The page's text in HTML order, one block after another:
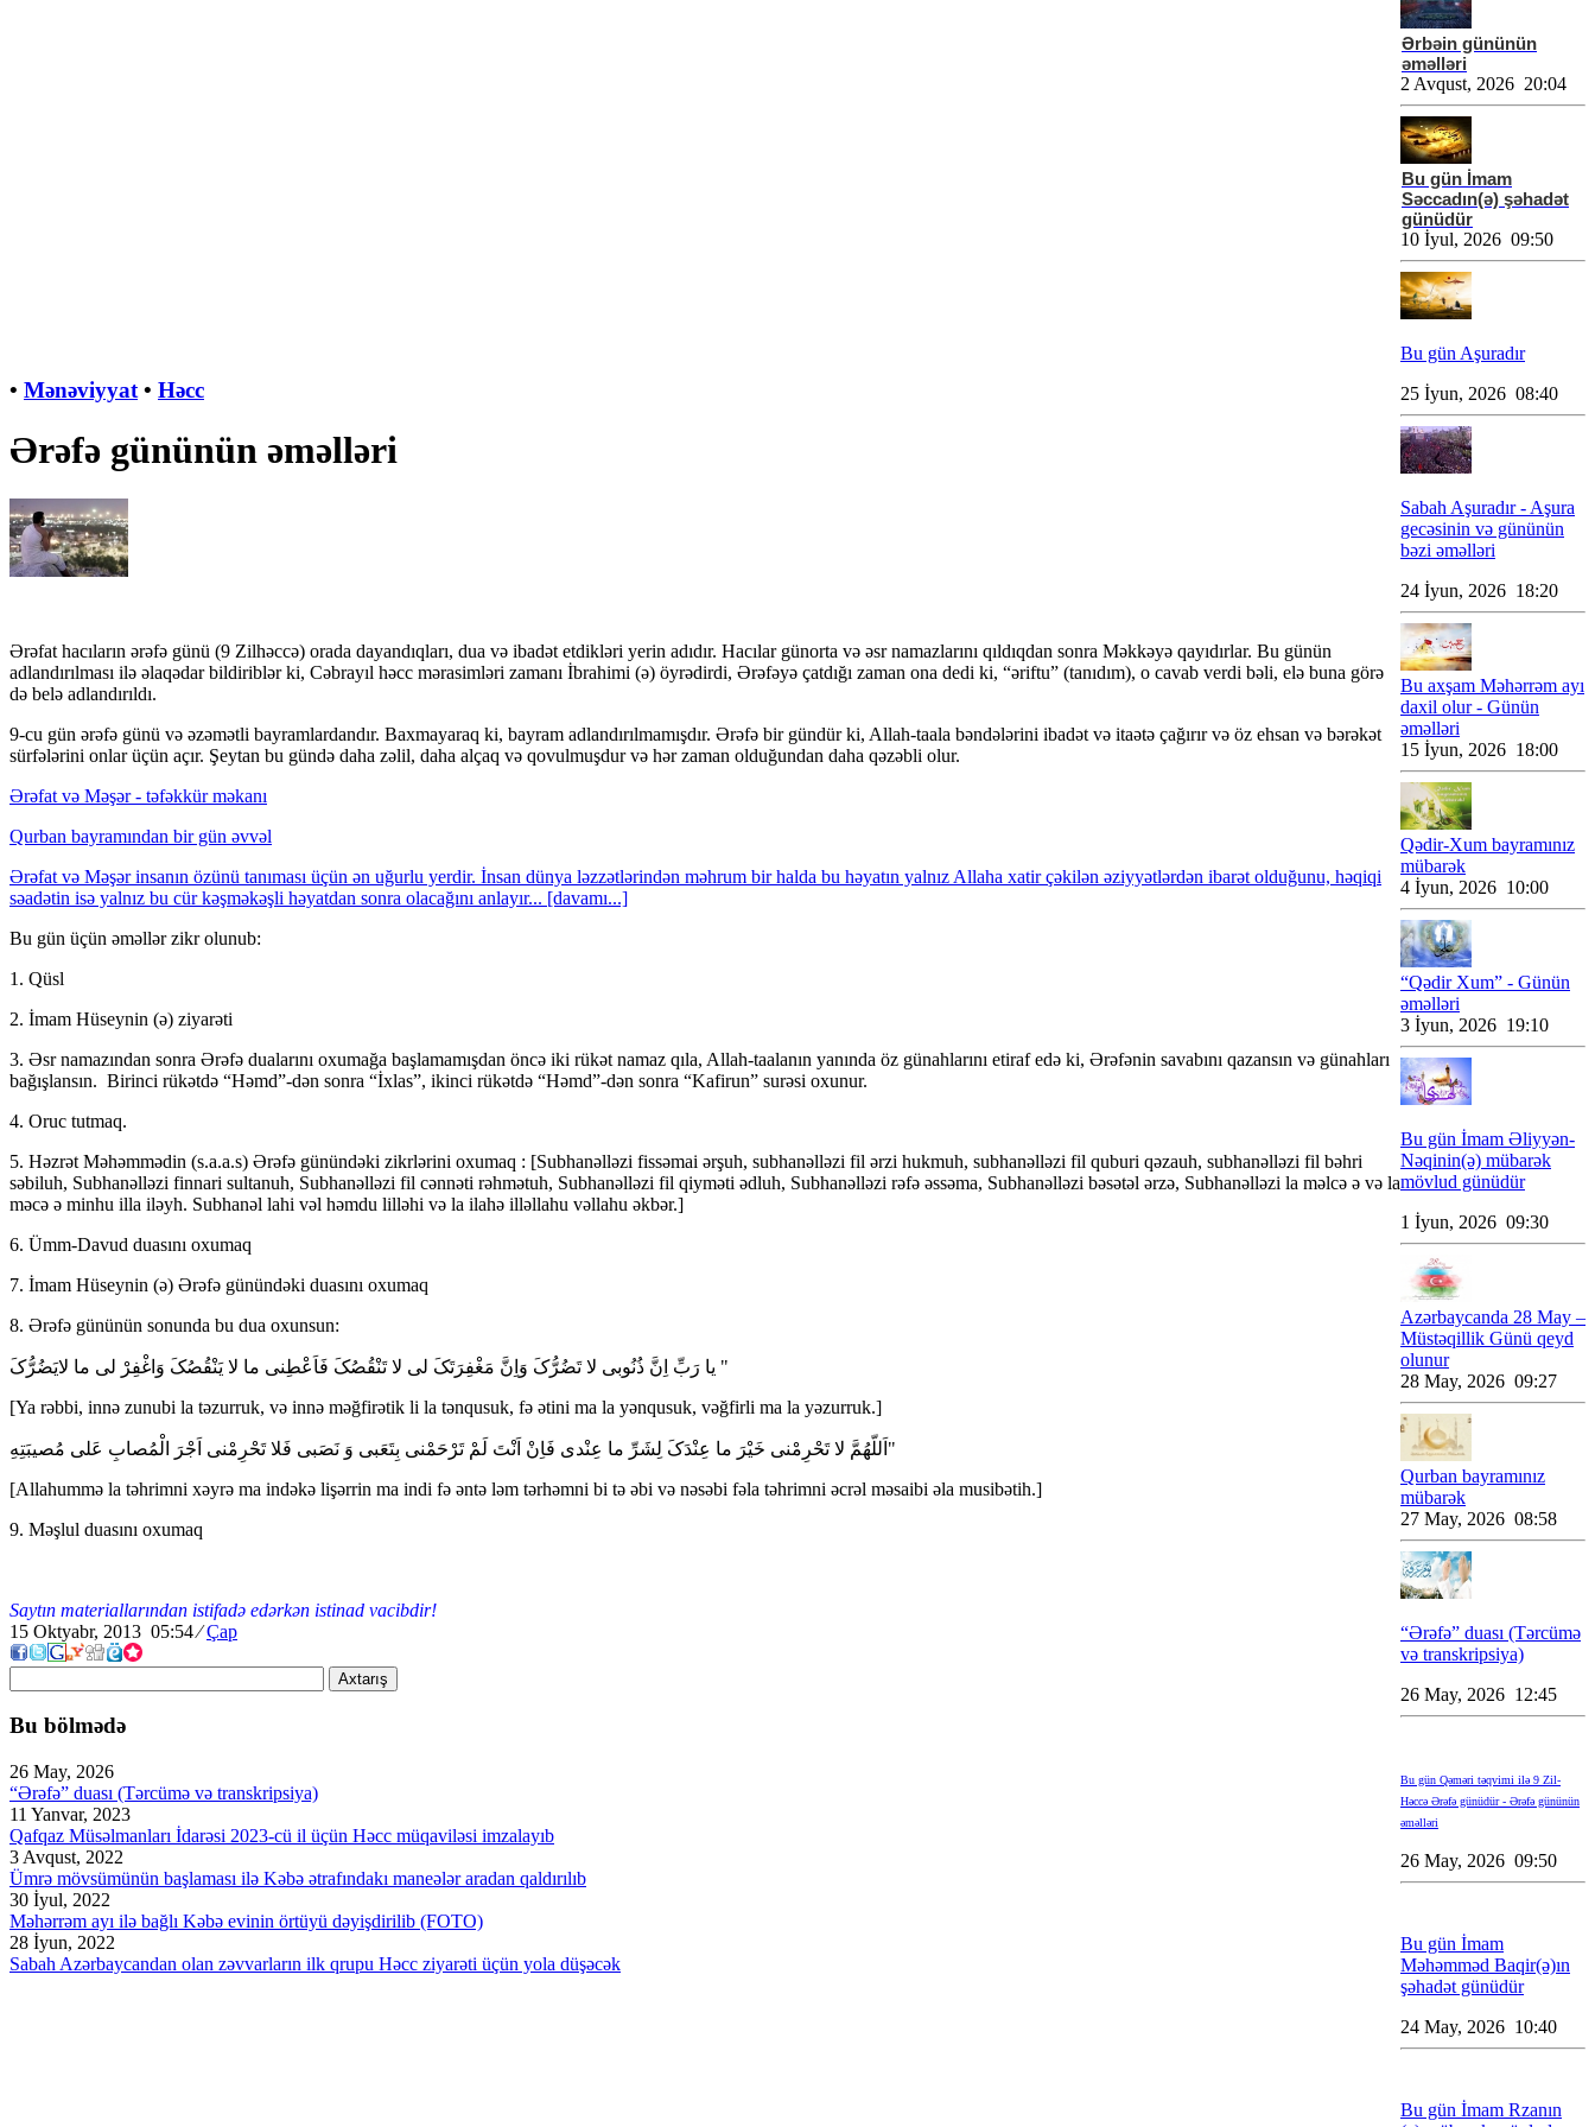
• Mənəviyyat • Həcc
Ərəfə gününün əməlləri
Ərəfat hacıların ərəfə günü (9 Zilhəccə) orada dayandıqları, dua və ibadət etdikləri yerin adıdır. Hacılar günorta və əsr namazlarını qıldıqdan sonra Məkkəyə qayıdırlar. Bu günün
adlandırılması ilə əlaqədar bildiriblər ki, Cəbrayıl həcc mərasimləri zamanı İbrahimi (ə) öyrədirdi, Ərəfəyə çatdığı zaman ona dedi ki, “əriftu” (tanıdım), o cavab verdi bəli, elə buna görə
də belə adlandırıldı.
9-cu gün ərəfə günü və əzəmətli bayramlardandır. Baxmayaraq ki, bayram adlandırılmamışdır. Ərəfə bir gündür ki, Allah-taala bəndələrini ibadət və itaətə çağırır və öz ehsan və bərəkət
sürfələrini onlar üçün açır. Şeytan bu gündə daha zəlil, daha alçaq və qovulmuşdur və hər zaman olduğundan daha qəzəbli olur.
Ərəfat və Məşər - təfəkkür məkanı
Qurban bayramından bir gün əvvəl
Ərəfat və Məşər insanın özünü tanıması üçün ən uğurlu yerdir. İnsan dünya ləzzətlərindən məhrum bir halda bu həyatın yalnız Allaha xatir çəkilən əziyyətlərdən ibarət olduğunu, həqiqi
səadətin isə yalnız bu cür kəşməkəşli həyatdan sonra olacağını anlayır... [davamı...]
Bu gün üçün əməllər zikr olunub:
1. Qüsl
2. İmam Hüseynin (ə) ziyarəti
3. Əsr namazından sonra Ərəfə dualarını oxumağa başlamamışdan öncə iki rükət namaz qıla, Allah-taalanın yanında öz günahlarını etiraf edə ki, Ərəfənin savabını qazansın və günahları
bağışlansın. Birinci rükətdə “Həmd”-dən sonra “İxlas”, ikinci rükətdə “Həmd”-dən sonra “Kafirun” surəsi oxunur.
4. Oruc tutmaq.
5. Həzrət Məhəmmədin (s.a.a.s) Ərəfə günündəki zikrlərini oxumaq : [Subhanəlləzi fissəmai ərşuh, subhanəlləzi fil ərzi hukmuh, subhanəlləzi fil quburi qəzauh, subhanəlləzi fil bəhri
səbiluh, Subhanəlləzi finnari sultanuh, Subhanəlləzi fil cənnəti rəhmətuh, Subhanəlləzi fil qiyməti ədluh, Subhanəlləzi rəfə əssəma, Subhanəlləzi bəsətəl ərzə, Subhanəlləzi la məlcə ə və la
məcə ə minhu illa iləyh. Subhanəl lahi vəl həmdu lilləhi və la ilahə illəllahu vəllahu əkbər.]
6. Ümm-Davud duasını oxumaq
7. İmam Hüseynin (ə) Ərəfə günündəki duasını oxumaq
8. Ərəfə gününün sonunda bu dua oxunsun:
یا رَبِّ اِنَّ ذُنُوبى لا تَضُرُّکَ وَاِنَّ مَغْفِرَتَکَ لى لا تَنْقُصُکَ فَاَعْطِنى ما لا یَنْقُصُکَ وَاغْفِرْ لى ما لایَضُرُّکَ "
[Ya rəbbi, innə zunubi la təzurruk, və innə məğfirətik li la tənqusuk, fə ətini ma la yənqusuk, vəğfirli ma la yəzurruk.]
اَللّهُمَّ لا تَحْرِمْنى خَیْرَ ما عِنْدَکَ لِشَرِّ ما عِنْدى فَاِنْ اَنْتَ لَمْ تَرْحَمْنى بِتَعَبى وَ نَصَبى فَلا تَحْرِمْنى اَجْرَ الْمُصابِ عَلى مُصیبَتِهِ"
[Allahummə la təhrimni xəyrə ma indəkə lişərrin ma indi fə əntə ləm tərhəmni bi tə əbi və nəsəbi fəla təhrimni əcrəl məsaibi əla musibətih.]
9. Məşlul duasını oxumaq
Saytın materiallarından istifadə edərkən istinad vacibdir!
15 Oktyabr, 2013 05:54⁄ Çap
Axtarış
Bu bölmədə
26 May, 2026
“Ərəfə” duası (Tərcümə və transkripsiya)
11 Yanvar, 2023
Qafqaz Müsəlmanları İdarəsi 2023-cü il üçün Həcc müqaviləsi imzalayıb
3 Avqust, 2022
Ümrə mövsümünün başlaması ilə Kəbə ətrafındakı maneələr aradan qaldırılıb
30 İyul, 2022
Məhərrəm ayı ilə bağlı Kəbə evinin örtüyü dəyişdirilib (FOTO)
28 İyun, 2022
Sabah Azərbaycandan olan zəvvarların ilk qrupu Həcc ziyarəti üçün yola düşəcək
Ərbəin gününün
əməlləri
2 Avqust, 2026 20:04
Bu gün İmam
Səccadın(ə) şəhadət
günüdür
10 İyul, 2026 09:50
Bu gün Aşuradır
25 İyun, 2026 08:40
Sabah Aşuradır - Aşura
gecəsinin və gününün
bəzi əməlləri
24 İyun, 2026 18:20
Bu axşam Məhərrəm ayı
daxil olur - Günün
əməlləri
15 İyun, 2026 18:00
Qədir-Xum bayramınız
mübarək
4 İyun, 2026 10:00
“Qədir Xum” - Günün
əməlləri
3 İyun, 2026 19:10
Bu gün İmam Əliyyən-
Nəqinin(ə) mübarək
mövlud günüdür
1 İyun, 2026 09:30
Azərbaycanda 28 May –
Müstəqillik Günü qeyd
olunur
28 May, 2026 09:27
Qurban bayramınız
mübarək
27 May, 2026 08:58
“Ərəfə” duası (Tərcümə
və transkripsiya)
26 May, 2026 12:45
Bu gün Qəməri təqvimi ilə 9 Zil-
Həccə Ərəfə günüdür - Ərəfə gününün
əməlləri
26 May, 2026 09:50
Bu gün İmam
Məhəmməd Baqir(ə)ın
şəhadət günüdür
24 May, 2026 10:40
Bu gün İmam Rzanın